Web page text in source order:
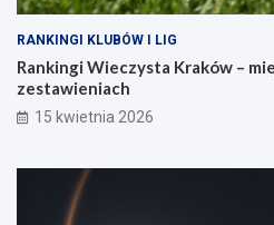
RANKINGI KLUBÓW I LIG
Rankingi Wieczysta Kraków –
zestawieniach
15 kwietnia 2026